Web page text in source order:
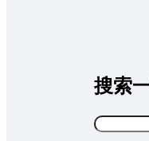
搜索
搜